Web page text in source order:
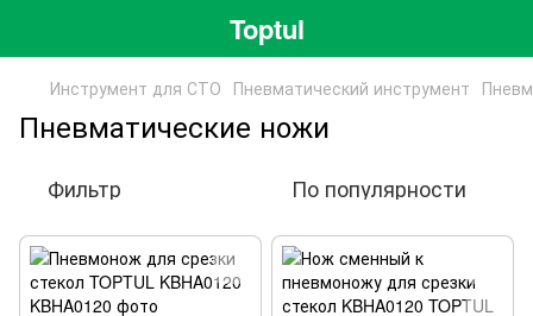
Toptul
Инструмент для СТО Пневматический инструмент
Пневматические ножи
Фильтр По популярности